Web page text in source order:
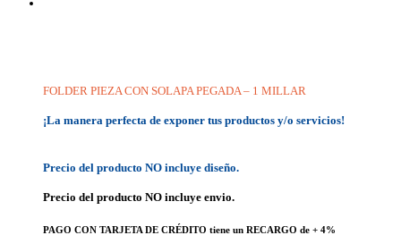
FOLDER PIEZA CON SOLAPA PEGADA – 1 MILLAR
¡La manera perfecta de exponer tus productos y/o servicios!
Precio del producto NO incluye diseño.
Precio del producto NO incluye envio.
PAGO CON TARJETA DE CRÉDITO tiene un RECARGO de + 4%